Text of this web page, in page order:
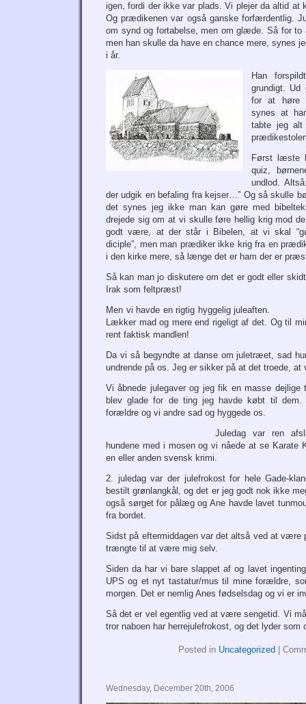
igen, fordi der ikke var plads. Vi plejer da altid at
Og prædikenen var også ganske forfærdentlig.
om synd og fortabelse, men om glæde. Så for
men han skulle da have en chance mere, synes
i år.
Han
grundigt. Ud
for at høre
synes at
tabte jeg
Først læste
quiz,
undlod.
der udgik en befaling fra kejser…” Og så skulle
det synes jeg ikke man kan gøre med
drejede sig om at vi skulle føre hellig krig mod
godt være, at der står i Bibelen, at vi skal
diciple”, men man prædiker ikke krig fra en
i den kirke mere, så længe det er ham der er
Så kan man jo diskutere om det er godt eller
Irak som feltpræst!
Men vi havde en rigtig hyggelig juleaften.
Lækker mad og mere end rigeligt af det. Og til
rent faktisk mandlen!
Da vi så begyndte at danse om juletræet, sad
undrende på os. Jeg er sikker på at det troede,
Vi åbnede julegaver og jeg fik en masse dejlige
blev glade for de ting jeg havde købt til dem.
forældre og vi andre sad og hyggede os.
Juledag var ren
hundene med i mosen og vi nåede at se Karate
en eller anden svensk krimi.
2. juledag var der julefrokost for hele Gade-
bestilt grønlangkål, og det er jeg godt nok ikke
også sørget for pålæg og Ane havde lavet
fra bordet.
Sidst på eftermiddagen var det altså ved at være
trængte til at være mig selv.
Siden da har vi bare slappet af og lavet
UPS og et nyt tastatur/mus til mine forældre,
morgen. Det er nemlig Anes fødselsdag og vi er
Så det er vel egentlig ved at være sengetid. Vi
tror naboen har herrejulefrokost, og det lyder
Posted in Uncategorized
Wednesday, December 20th, 2006